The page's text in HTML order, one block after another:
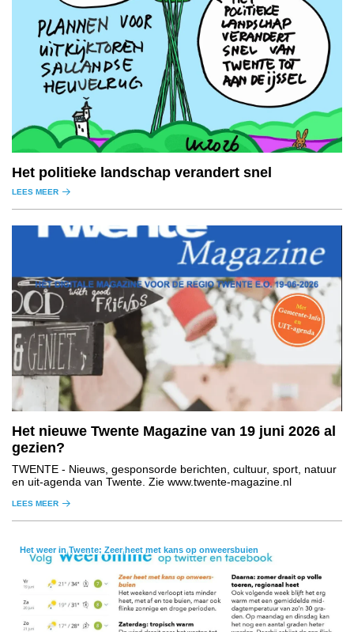
Het politieke landschap verandert snel
LEES MEER
Het nieuwe Twente Magazine van 19 juni 2026 al
gezien?
TWENTE - Nieuws, gesponsorde berichten, cultuur, sport, natuur
en uit-agenda van Twente. Zie www.twente-magazine.nl
LEES MEER
Het weer in Twente: Zeer heet met kans op onweersbuien